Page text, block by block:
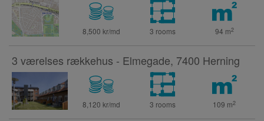
8,500 kr/md 3 rooms 94 m2
3 værelses rækkehus - Elmegade, 7400 Herning
8,120 kr/md 3 rooms 109 m2